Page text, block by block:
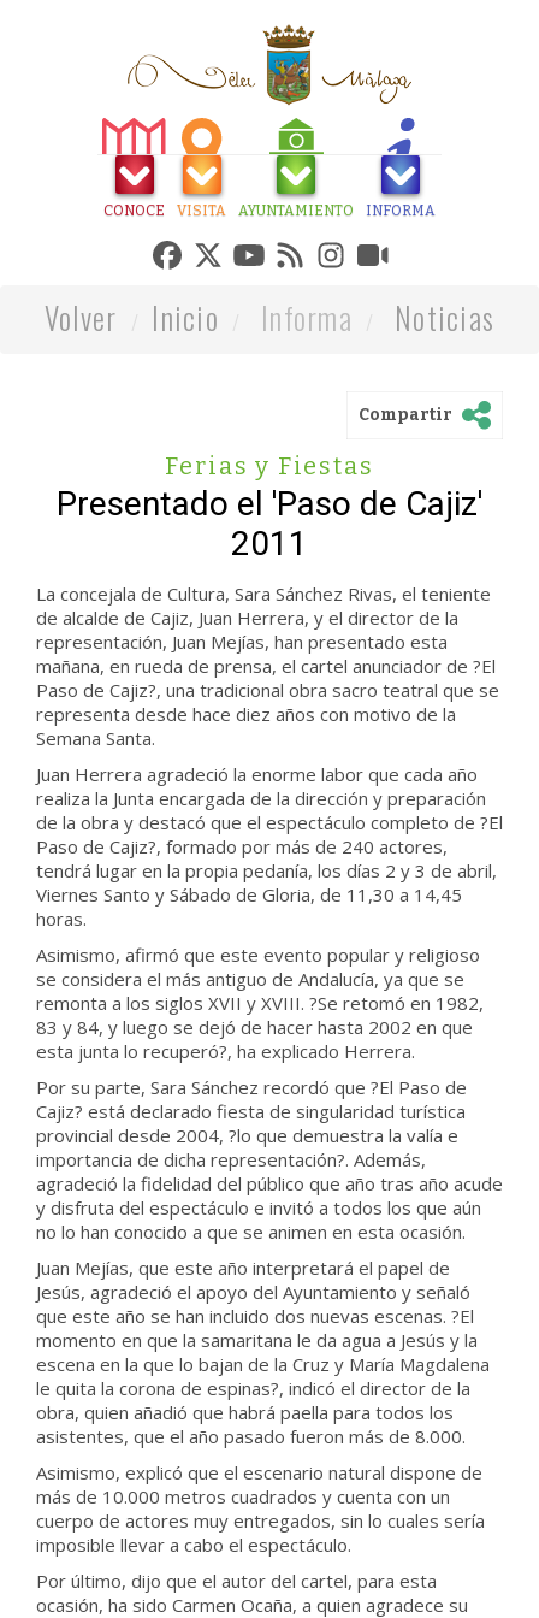
CONOCE VISITA AYUNTAMIENTO INFORMA
Volver Inicio Informa Noticias
Compartir
Ferias y Fiestas
Presentado el 'Paso de Cajiz'
2011
La concejala de Cultura, Sara Sánchez Rivas, el teniente
de alcalde de Cajiz, Juan Herrera, y el director de la
representación, Juan Mejías, han presentado esta
mañana, en rueda de prensa, el cartel anunciador de ?El
Paso de Cajiz?, una tradicional obra sacro teatral que se
representa desde hace diez años con motivo de la
Semana Santa.
Juan Herrera agradeció la enorme labor que cada año
realiza la Junta encargada de la dirección y preparación
de la obra y destacó que el espectáculo completo de ?El
Paso de Cajiz?, formado por más de 240 actores,
tendrá lugar en la propia pedanía, los días 2 y 3 de abril,
Viernes Santo y Sábado de Gloria, de 11,30 a 14,45
horas.
Asimismo, afirmó que este evento popular y religioso
se considera el más antiguo de Andalucía, ya que se
remonta a los siglos XVII y XVIII. ?Se retomó en 1982,
83 y 84, y luego se dejó de hacer hasta 2002 en que
esta junta lo recuperó?, ha explicado Herrera.
Por su parte, Sara Sánchez recordó que ?El Paso de
Cajiz? está declarado fiesta de singularidad turística
provincial desde 2004, ?lo que demuestra la valía e
importancia de dicha representación?. Además,
agradeció la fidelidad del público que año tras año acude
y disfruta del espectáculo e invitó a todos los que aún
no lo han conocido a que se animen en esta ocasión.
Juan Mejías, que este año interpretará el papel de
Jesús, agradeció el apoyo del Ayuntamiento y señaló
que este año se han incluido dos nuevas escenas. ?El
momento en que la samaritana le da agua a Jesús y la
escena en la que lo bajan de la Cruz y María Magdalena
le quita la corona de espinas?, indicó el director de la
obra, quien añadió que habrá paella para todos los
asistentes, que el año pasado fueron más de 8.000.
Asimismo, explicó que el escenario natural dispone de
más de 10.000 metros cuadrados y cuenta con un
cuerpo de actores muy entregados, sin lo cuales sería
imposible llevar a cabo el espectáculo.
Por último, dijo que el autor del cartel, para esta
ocasión, ha sido Carmen Ocaña, a quien agradece su